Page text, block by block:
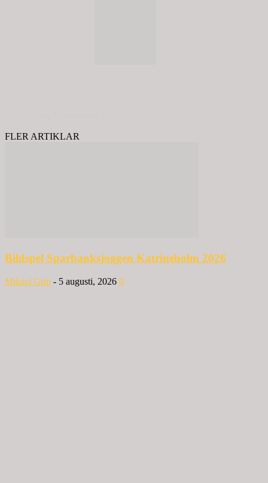
FLER ARTIKLAR
Bildspel Sparbanksjoggen Katrineholm 2026
Mikael Grip - 5 augusti, 2026 0